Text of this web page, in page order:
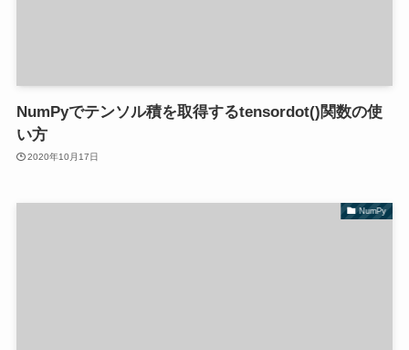
NumPyでテンソル積を取得するtensordot()関数の使
い方
2020年10月17日
NumPy